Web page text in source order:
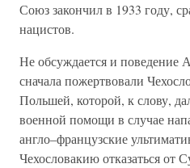
Союз закончил в 1933 году,
нацистов.
Не обсуждается и
сначала пожертвовали
Польшей, которой, к слову,
военной помощи в случае
англо–французские
Чехословакию отказаться от